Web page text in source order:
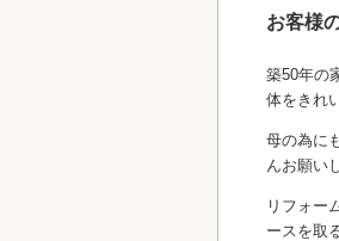
お客様
築50年の
体をきれ
母の為に
んお願い
リフォー
ースを取